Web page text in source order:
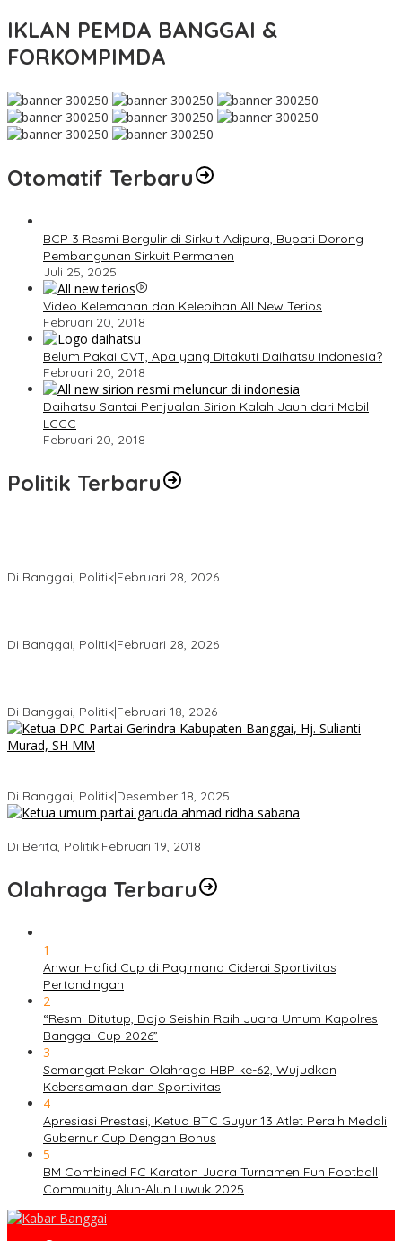
IKLAN PEMDA BANGGAI &
FORKOMPIMDA
Otomatif Terbaru
BCP 3 Resmi Bergulir di Sirkuit Adipura, Bupati Dorong
Pembangunan Sirkuit Permanen
Juli 25, 2025
Video Kelemahan dan Kelebihan All New Terios
Februari 20, 2018
Belum Pakai CVT, Apa yang Ditakuti Daihatsu Indonesia?
Februari 20, 2018
Daihatsu Santai Penjualan Sirion Kalah Jauh dari Mobil
LCGC
Februari 20, 2018
Politik Terbaru
Di Banggai, Politik|Februari 28, 2026
Di Banggai, Politik|Februari 28, 2026
Di Banggai, Politik|Februari 18, 2026
Di Banggai, Politik|Desember 18, 2025
Di Berita, Politik|Februari 19, 2018
Olahraga Terbaru
1
Anwar Hafid Cup di Pagimana Ciderai Sportivitas
Pertandingan
2
“Resmi Ditutup, Dojo Seishin Raih Juara Umum Kapolres
Banggai Cup 2026”
3
Semangat Pekan Olahraga HBP ke-62, Wujudkan
Kebersamaan dan Sportivitas
4
Apresiasi Prestasi, Ketua BTC Guyur 13 Atlet Peraih Medali
Gubernur Cup Dengan Bonus
5
BM Combined FC Karaton Juara Turnamen Fun Football
Community Alun-Alun Luwuk 2025